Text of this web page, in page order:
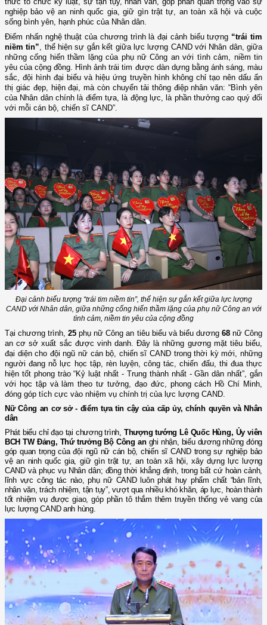
nghiệp bảo vệ an ninh quốc gia, giữ gìn trật tự, an toàn xã hội và cuộc
sống bình yên, hạnh phúc của Nhân dân.
Điểm nhấn nghệ thuật của chương trình là đại cảnh biểu tượng “trái tim
niềm tin” , thể hiện sự gắn kết giữa lực lượng CAND với Nhân dân, giữa
những cống hiến thầm lặng của phụ nữ Công an với tình cảm, niềm tin
yêu của cộng đồng. Hình ảnh trái tim được dàn dựng bằng ánh sáng, màu
sắc, đội hình đại biểu và hiệu ứng truyền hình không chỉ tạo nên dấu ấn
thị giác đẹp, hiện đại, mà còn chuyển tải thông điệp nhân văn: “Bình yên
của Nhân dân chính là điểm tựa, là động lực, là phần thưởng cao quý đối
với mỗi cán bộ, chiến sĩ CAND”.
Đại cảnh biểu tượng “trái tim niềm tin”, thể hiện sự gắn kết giữa lực lượng
CAND với Nhân dân, giữa những cống hiến thầm lặng của phụ nữ Công an với
tình cảm, niềm tin yêu của cộng đồng
Tại chương trình,25phụ nữ Công an tiêu biểuvà biểu dương 68 nữ Công
an cơ sở xuất sắc được vinh danh . Đây là những gương mặt tiêu biểu,
đại diện cho đội ngũ nữ cán bộ, chiến sĩ CAND trong thời kỳ mới, những
người đang nỗ lực học tập, rèn luyện, công tác, chiến đấu, thi đua thực
hiện tốt phong trào“Kỷ luật nhất - Trung thành nhất - Gần dân nhất” , gắn
với học tập và làm theo tư tưởng, đạo đức, phong cách Hồ Chí Minh,
đóng góp tích cực vào nhiệm vụ chính trị của lực lượng CAND.
Nữ Công an cơ sở - điểm tựa tin cậy của cấp ủy, chính quyền và Nhân
dân
Phát biểu chỉ đạo tại chương trình, Thượng tướng Lê Quốc Hùng, Ủy viên
BCH TW Đảng, Thứ trưởng Bộ Công anghi nhận, biểu dương những đóng
góp quan trọng của đội ngũ nữ cán bộ, chiến sĩ CAND trong sự nghiệp bảo
vệ an ninh quốc gia, giữ gìn trật tự, an toàn xã hội, xây dựng lực lượng
CAND và phục vụ Nhân dân; đồng thời khẳng định, trong bất cứ hoàn cảnh,
lĩnh vực công tác nào, phụ nữ CAND luôn phát huy phẩm chất “bản lĩnh,
nhân văn, trách nhiệm, tận tụy”, vượt qua nhiều khó khăn, áp lực, hoàn thành
tốt nhiệm vụ được giao, góp phần tô thắm thêm truyền thống vẻ vang của
lực lượng CAND anh hùng.